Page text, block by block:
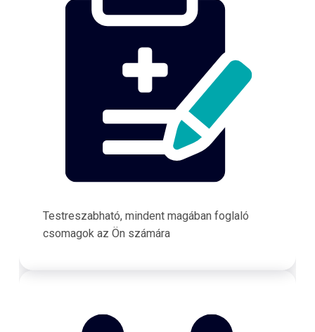
Testreszabható, mindent magában foglaló
csomagok az Ön számára